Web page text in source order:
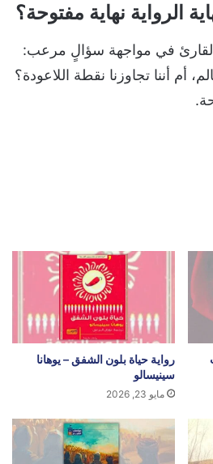
الرواية نهاية مفتوحة؟
القارئ في مواجهة سؤالٍ مرعب:
أم أننا تجاوزنا نقطة اللاعودة؟
رواية حياة بلون الشفق – يوهانا
سينيسالو
مايو 23, 2026